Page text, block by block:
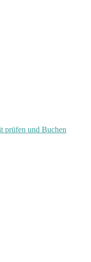
prüfen und Buchen